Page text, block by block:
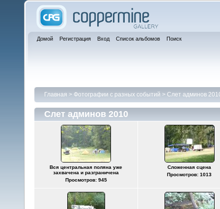
Домой Регистрация Вход Список альбомов Поиск
Главная > Фотографии с разных событий > Слет админов
Слет админов 2010
Вся центральная поляна уже
захвачена и разграничена
Просмотров: 945
Сложенная сцена
Просмотров: 1013